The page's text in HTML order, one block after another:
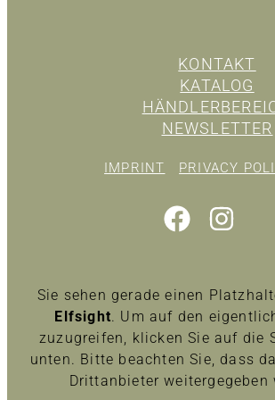
KONTAKT
KATALOG
NEWSLETTER
IMPRINT PRIVACY
Sie sehen gerade einen
Elfsight. Um auf den
zuzugreifen, klicken Sie auf die
unten. Bitte beachten Sie, dass
Drittanbieter weitergegeben